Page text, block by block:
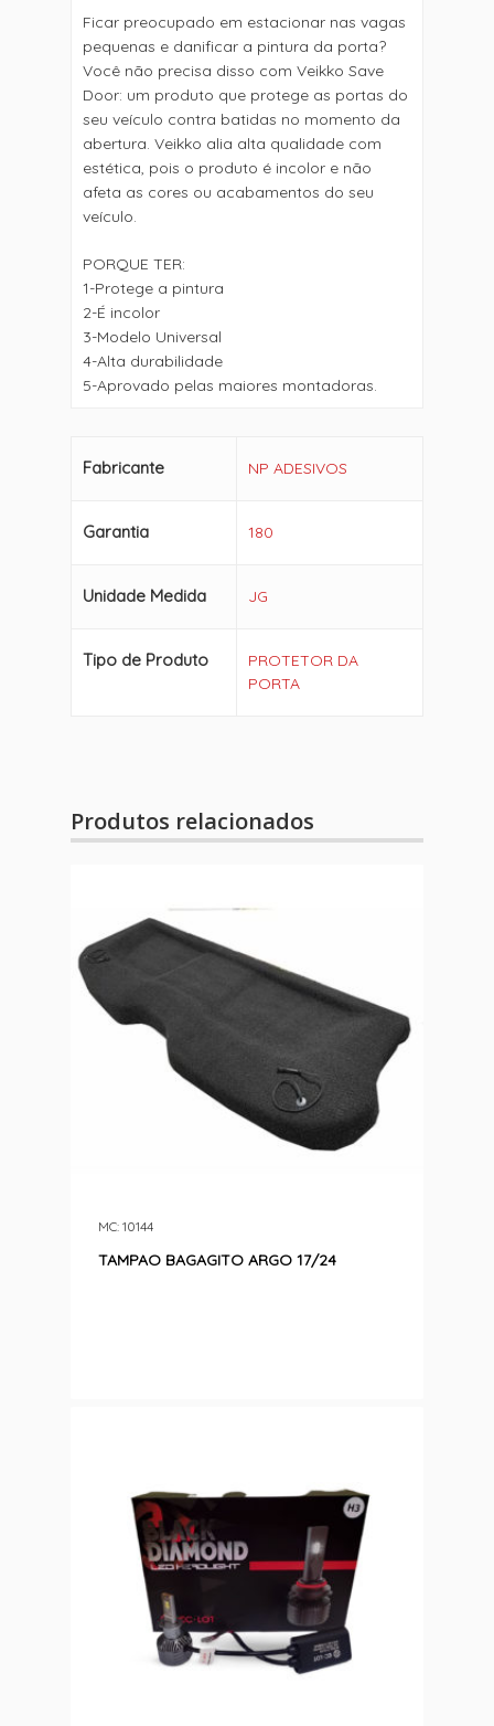
Ficar preocupado em estacionar nas vagas
pequenas e danificar a pintura da porta?
Você não precisa disso com Veikko Save
Door: um produto que protege as portas do
seu veículo contra batidas no momento da
abertura. Veikko alia alta qualidade com
estética, pois o produto é incolor e não
afeta as cores ou acabamentos do seu
veículo.
PORQUE TER:
1-Protege a pintura
2-É incolor
3-Modelo Universal
4-Alta durabilidade
5-Aprovado pelas maiores montadoras.
Fabricante NP ADESIVOS
Garantia 180
Unidade Medida JG
Tipo de Produto
PROTETOR DA
PORTA
Produtos relacionados
TAMPAO BAGAGITO ARGO 17/24
MC: 10144